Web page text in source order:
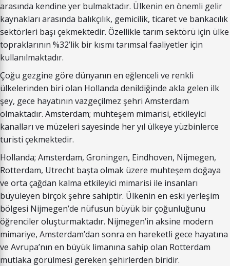
arasında kendine yer bulmaktadır. Ülkenin en önemli gelir
kaynakları arasında balıkçılık, gemicilik, ticaret ve bankacılık
sektörleri başı çekmektedir. Özellikle tarım sektörü için ülke
topraklarının %32’lik bir kısmı tarımsal faaliyetler için
kullanılmaktadır.
Çoğu gezgine göre dünyanın en eğlenceli ve renkli
ülkelerinden biri olan Hollanda denildiğinde akla gelen ilk
şey, gece hayatının vazgeçilmez şehri Amsterdam
olmaktadır. Amsterdam; muhteşem mimarisi, etkileyici
kanalları ve müzeleri sayesinde her yıl ülkeye yüzbinlerce
turisti çekmektedir.
Hollanda; Amsterdam, Groningen, Eindhoven, Nijmegen,
Rotterdam, Utrecht başta olmak üzere muhteşem doğaya
ve orta çağdan kalma etkileyici mimarisi ile insanları
büyüleyen birçok şehre sahiptir. Ülkenin en eski yerleşim
bölgesi Nijmegen’de nüfusun büyük bir çoğunluğunu
öğrenciler oluşturmaktadır. Nijmegen’in aksine modern
mimariye, Amsterdam’dan sonra en hareketli gece hayatına
ve Avrupa’nın en büyük limanına sahip olan Rotterdam
mutlaka görülmesi gereken şehirlerden biridir.